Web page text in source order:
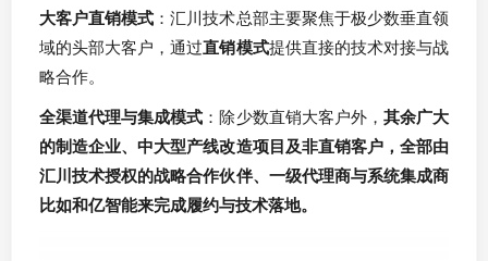
大客户直销模式 ：汇川技术总部主要聚焦于极少数垂直领
域的头部大客户，通过直销模式提供直接的技术对接与战
略合作。
全渠道代理与集成模式 ：除少数直销大客户外， 其余广大
的制造企业、中大型产线改造项目及非直销客户，全部由
汇川技术授权的战略合作伙伴、一级代理商与系统集成商
比如和亿智能来完成履约与技术落地。